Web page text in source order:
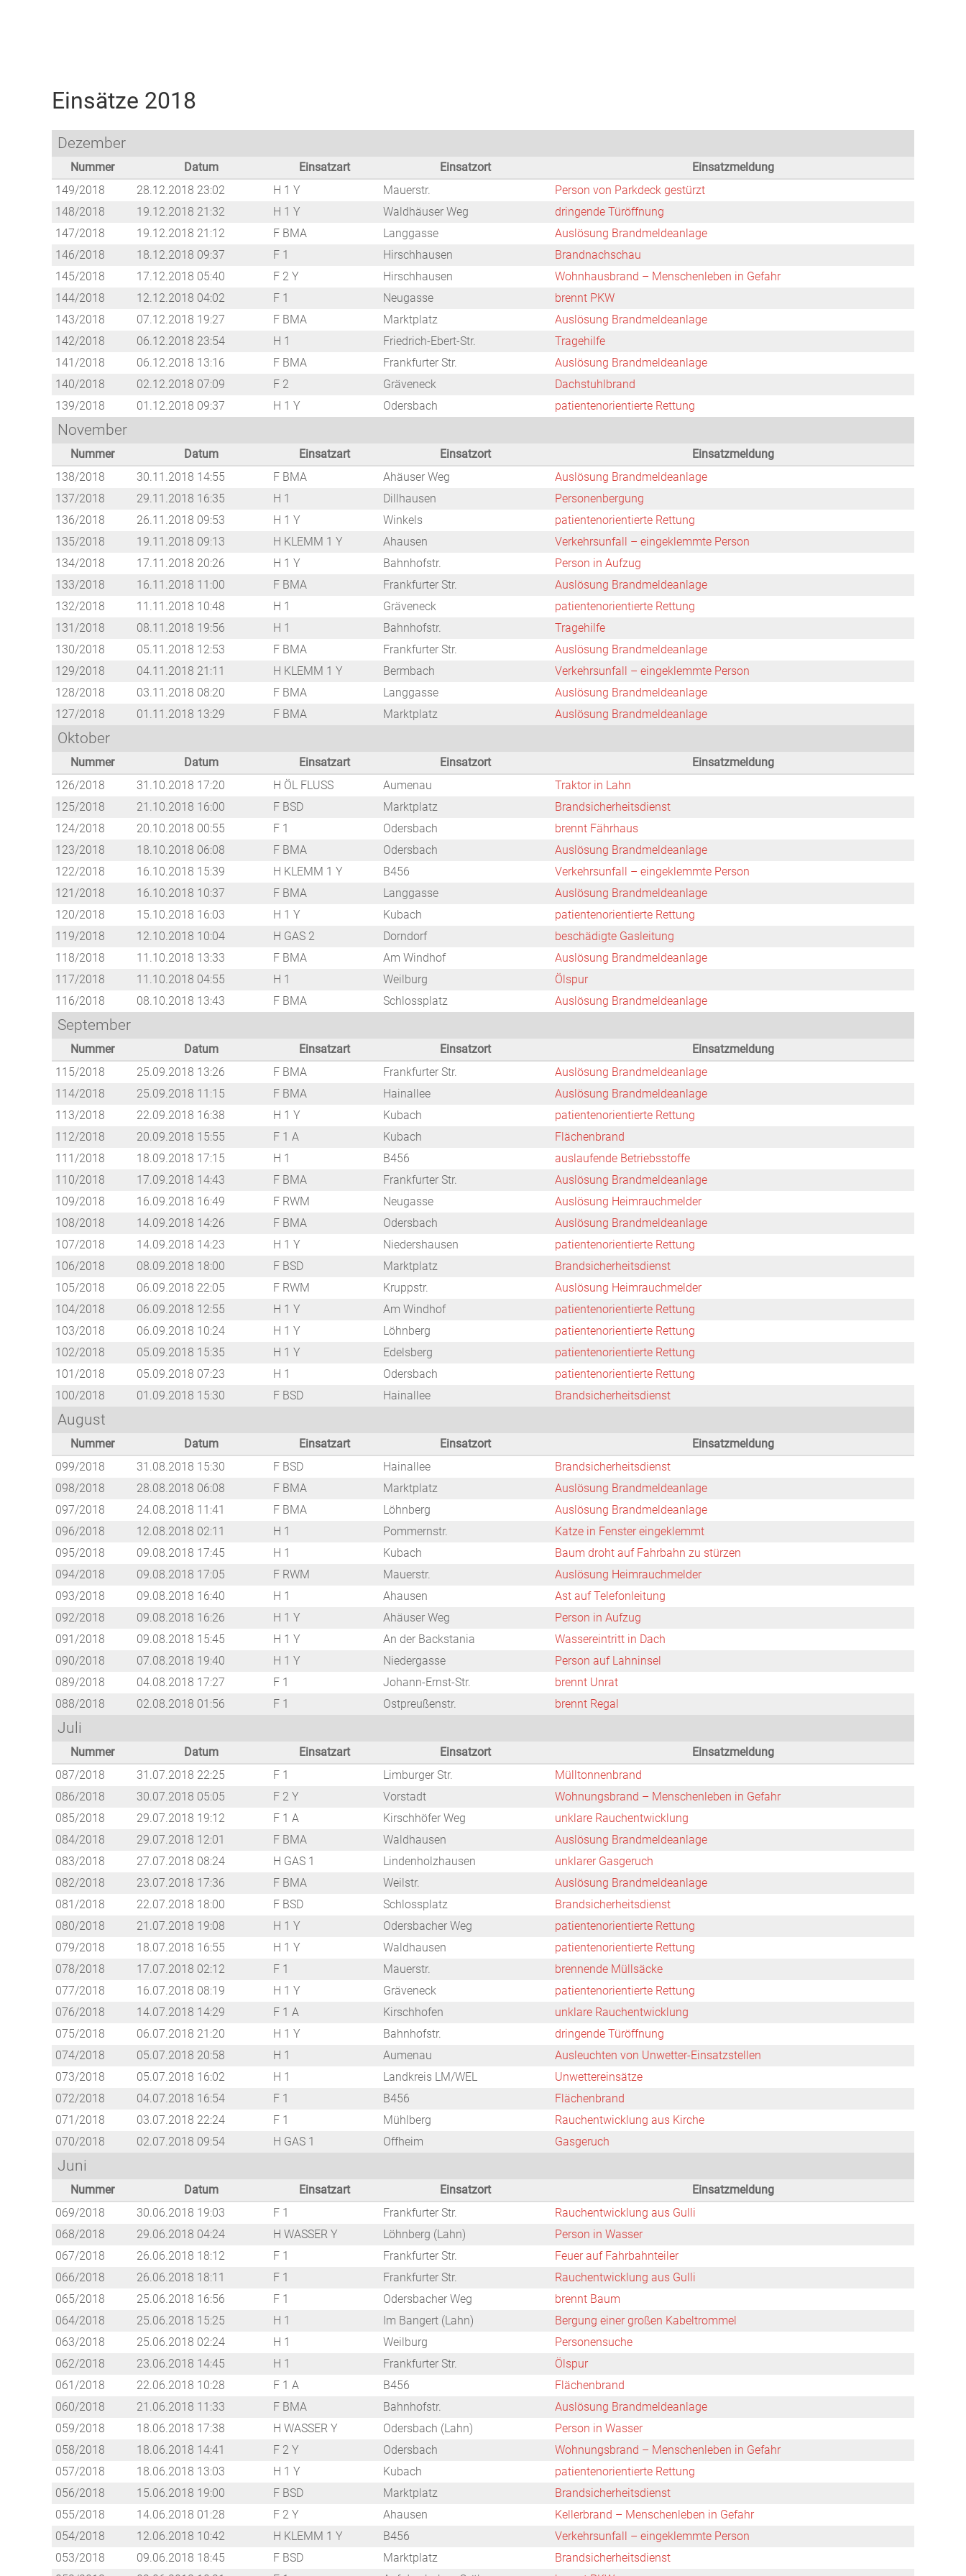
Einsätze 2018
Dezember
Nummer Datum Einsatzart Einsatzort
Einsatzmeldung
149/2018
28.12.2018 23:02 H 1 Y Mauerstr.
Person von Parkdeck gestürzt
148/2018
19.12.2018 21:32 H 1 Y Waldhäuser Weg
dringende Türöffnung
147/2018
19.12.2018 21:12 F BMA Langgasse
Auslösung Brandmeldeanlage
146/2018
18.12.2018 09:37 F 1 Hirschhausen
Brandnachschau
145/2018
17.12.2018 05:40 F 2 Y Hirschhausen
Wohnhausbrand – Menschenleben in Gefahr
144/2018
12.12.2018 04:02 F 1 Neugasse
brennt PKW
143/2018
07.12.2018 19:27 F BMA Marktplatz
Auslösung Brandmeldeanlage
142/2018
06.12.2018 23:54 H 1 Friedrich-Ebert-Str.
Tragehilfe
141/2018
06.12.2018 13:16 F BMA Frankfurter Str.
Auslösung Brandmeldeanlage
140/2018
02.12.2018 07:09 F 2 Gräveneck
Dachstuhlbrand
139/2018
01.12.2018 09:37 H 1 Y Odersbach patientenorientierte Rettung
November
Nummer Datum Einsatzart Einsatzort
Einsatzmeldung
138/2018
30.11.2018 14:55 F BMA Ahäuser Weg
Auslösung Brandmeldeanlage
137/2018
29.11.2018 16:35 H 1 Dillhausen
Personenbergung
136/2018
26.11.2018 09:53 H 1 Y Winkels
patientenorientierte Rettung
135/2018
19.11.2018 09:13 H KLEMM 1 Y Ahausen
Verkehrsunfall – eingeklemmte Person
134/2018
17.11.2018 20:26 H 1 Y Bahnhofstr.
Person in Aufzug
133/2018
16.11.2018 11:00 F BMA Frankfurter Str.
Auslösung Brandmeldeanlage
132/2018
11.11.2018 10:48 H 1 Gräveneck
patientenorientierte Rettung
131/2018
08.11.2018 19:56 H 1 Bahnhofstr.
Tragehilfe
130/2018
05.11.2018 12:53 F BMA Frankfurter Str.
Auslösung Brandmeldeanlage
129/2018
04.11.2018 21:11 H KLEMM 1 Y Bermbach
Verkehrsunfall – eingeklemmte Person
128/2018
03.11.2018 08:20 F BMA Langgasse
Auslösung Brandmeldeanlage
127/2018
01.11.2018 13:29 F BMA Marktplatz Auslösung Brandmeldeanlage
Oktober
Nummer Datum Einsatzart Einsatzort
Einsatzmeldung
126/2018
31.10.2018 17:20 H ÖL FLUSS Aumenau
Traktor in Lahn
125/2018
21.10.2018 16:00 F BSD Marktplatz
Brandsicherheitsdienst
124/2018
20.10.2018 00:55 F 1 Odersbach
brennt Fährhaus
123/2018
18.10.2018 06:08 F BMA Odersbach
Auslösung Brandmeldeanlage
122/2018
16.10.2018 15:39 H KLEMM 1 Y B456
Verkehrsunfall – eingeklemmte Person
121/2018
16.10.2018 10:37 F BMA Langgasse
Auslösung Brandmeldeanlage
120/2018
15.10.2018 16:03 H 1 Y Kubach
patientenorientierte Rettung
119/2018
12.10.2018 10:04 H GAS 2 Dorndorf
beschädigte Gasleitung
118/2018
11.10.2018 13:33 F BMA Am Windhof
Auslösung Brandmeldeanlage
117/2018
11.10.2018 04:55 H 1 Weilburg
Ölspur
116/2018
08.10.2018 13:43 F BMA Schlossplatz Auslösung Brandmeldeanlage
September
Nummer Datum Einsatzart Einsatzort
Einsatzmeldung
115/2018
25.09.2018 13:26 F BMA Frankfurter Str.
Auslösung Brandmeldeanlage
114/2018
25.09.2018 11:15 F BMA Hainallee
Auslösung Brandmeldeanlage
113/2018
22.09.2018 16:38 H 1 Y Kubach
patientenorientierte Rettung
112/2018
20.09.2018 15:55 F 1 A Kubach
Flächenbrand
111/2018
18.09.2018 17:15 H 1 B456
auslaufende Betriebsstoffe
110/2018
17.09.2018 14:43 F BMA Frankfurter Str.
Auslösung Brandmeldeanlage
109/2018
16.09.2018 16:49 F RWM Neugasse
Auslösung Heimrauchmelder
108/2018
14.09.2018 14:26 F BMA Odersbach
Auslösung Brandmeldeanlage
107/2018
14.09.2018 14:23 H 1 Y Niedershausen
patientenorientierte Rettung
106/2018
08.09.2018 18:00 F BSD Marktplatz
Brandsicherheitsdienst
105/2018
06.09.2018 22:05 F RWM Kruppstr.
Auslösung Heimrauchmelder
104/2018
06.09.2018 12:55 H 1 Y Am Windhof
patientenorientierte Rettung
103/2018
06.09.2018 10:24 H 1 Y Löhnberg
patientenorientierte Rettung
102/2018
05.09.2018 15:35 H 1 Y Edelsberg
patientenorientierte Rettung
101/2018
05.09.2018 07:23 H 1 Odersbach
patientenorientierte Rettung
100/2018
01.09.2018 15:30 F BSD Hainallee Brandsicherheitsdienst
August
Nummer Datum Einsatzart Einsatzort
Einsatzmeldung
099/2018
31.08.2018 15:30 F BSD Hainallee
Brandsicherheitsdienst
098/2018
28.08.2018 06:08 F BMA Marktplatz
Auslösung Brandmeldeanlage
097/2018
24.08.2018 11:41 F BMA Löhnberg
Auslösung Brandmeldeanlage
096/2018
12.08.2018 02:11 H 1 Pommernstr.
Katze in Fenster eingeklemmt
095/2018
09.08.2018 17:45 H 1 Kubach
Baum droht auf Fahrbahn zu stürzen
094/2018
09.08.2018 17:05 F RWM Mauerstr.
Auslösung Heimrauchmelder
093/2018
09.08.2018 16:40 H 1 Ahausen
Ast auf Telefonleitung
092/2018
09.08.2018 16:26 H 1 Y Ahäuser Weg
Person in Aufzug
091/2018
09.08.2018 15:45 H 1 Y An der Backstania
Wassereintritt in Dach
090/2018
07.08.2018 19:40 H 1 Y Niedergasse
Person auf Lahninsel
089/2018
04.08.2018 17:27 F 1 Johann-Ernst-Str.
brennt Unrat
088/2018
02.08.2018 01:56 F 1 Ostpreußenstr. brennt Regal
Juli
Nummer Datum Einsatzart Einsatzort
Einsatzmeldung
087/2018
31.07.2018 22:25 F 1 Limburger Str.
Mülltonnenbrand
086/2018
30.07.2018 05:05 F 2 Y Vorstadt
Wohnungsbrand – Menschenleben in Gefahr
085/2018
29.07.2018 19:12 F 1 A Kirschhöfer Weg
unklare Rauchentwicklung
084/2018
29.07.2018 12:01 F BMA Waldhausen
Auslösung Brandmeldeanlage
083/2018
27.07.2018 08:24 H GAS 1 Lindenholzhausen
unklarer Gasgeruch
082/2018
23.07.2018 17:36 F BMA Weilstr.
Auslösung Brandmeldeanlage
081/2018
22.07.2018 18:00 F BSD Schlossplatz
Brandsicherheitsdienst
080/2018
21.07.2018 19:08 H 1 Y Odersbacher Weg
patientenorientierte Rettung
079/2018
18.07.2018 16:55 H 1 Y Waldhausen
patientenorientierte Rettung
078/2018
17.07.2018 02:12 F 1 Mauerstr.
brennende Müllsäcke
077/2018
16.07.2018 08:19 H 1 Y Gräveneck
patientenorientierte Rettung
076/2018
14.07.2018 14:29 F 1 A Kirschhofen
unklare Rauchentwicklung
075/2018
06.07.2018 21:20 H 1 Y Bahnhofstr.
dringende Türöffnung
074/2018
05.07.2018 20:58 H 1 Aumenau
Ausleuchten von Unwetter-Einsatzstellen
073/2018
05.07.2018 16:02 H 1 Landkreis LM/WEL
Unwettereinsätze
072/2018
04.07.2018 16:54 F 1 B456
Flächenbrand
071/2018
03.07.2018 22:24 F 1 Mühlberg
Rauchentwicklung aus Kirche
070/2018
02.07.2018 09:54 H GAS 1 Offheim Gasgeruch
Juni
Nummer Datum Einsatzart Einsatzort
Einsatzmeldung
069/2018
30.06.2018 19:03 F 1 Frankfurter Str.
Rauchentwicklung aus Gulli
068/2018
29.06.2018 04:24 H WASSER Y Löhnberg (Lahn)
Person in Wasser
067/2018
26.06.2018 18:12 F 1 Frankfurter Str.
Feuer auf Fahrbahnteiler
066/2018
26.06.2018 18:11 F 1 Frankfurter Str.
Rauchentwicklung aus Gulli
065/2018
25.06.2018 16:56 F 1 Odersbacher Weg
brennt Baum
064/2018
25.06.2018 15:25 H 1 Im Bangert (Lahn)
Bergung einer großen Kabeltrommel
063/2018
25.06.2018 02:24 H 1 Weilburg
Personensuche
062/2018
23.06.2018 14:45 H 1 Frankfurter Str.
Ölspur
061/2018
22.06.2018 10:28 F 1 A B456
Flächenbrand
060/2018
21.06.2018 11:33 F BMA Bahnhofstr.
Auslösung Brandmeldeanlage
059/2018
18.06.2018 17:38 H WASSER Y Odersbach (Lahn)
Person in Wasser
058/2018
18.06.2018 14:41 F 2 Y Odersbach
Wohnungsbrand – Menschenleben in Gefahr
057/2018
18.06.2018 13:03 H 1 Y Kubach
patientenorientierte Rettung
056/2018
15.06.2018 19:00 F BSD Marktplatz
Brandsicherheitsdienst
055/2018
14.06.2018 01:28 F 2 Y Ahausen
Kellerbrand – Menschenleben in Gefahr
054/2018
12.06.2018 10:42 H KLEMM 1 Y B456
Verkehrsunfall – eingeklemmte Person
053/2018
09.06.2018 18:45 F BSD Marktplatz
Brandsicherheitsdienst